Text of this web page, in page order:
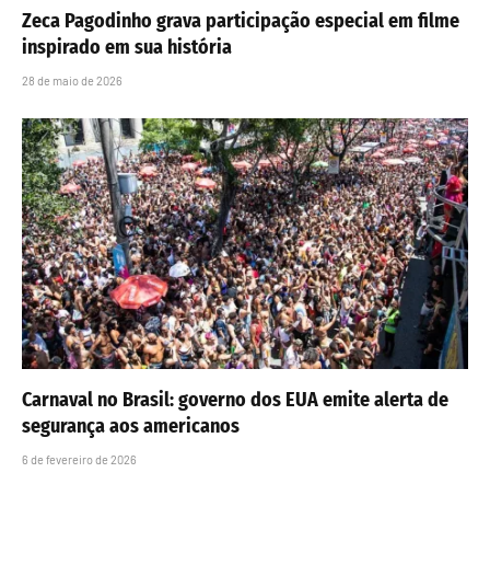
Zeca Pagodinho grava participação especial em filme
inspirado em sua história
28 de maio de 2026
Carnaval no Brasil: governo dos EUA emite alerta de
segurança aos americanos
6 de fevereiro de 2026